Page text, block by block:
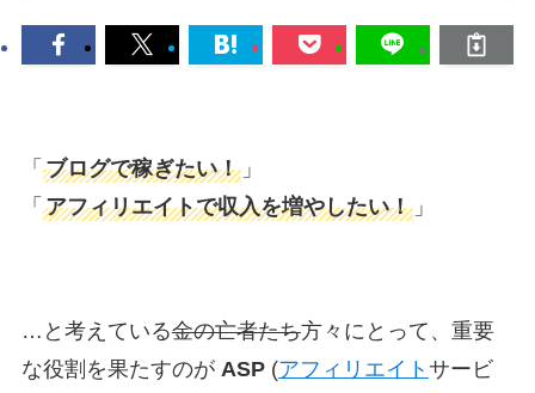
「 ブログで稼ぎたい！」
「 アフィリエイトで収入を増やしたい！」
…と考えている金の亡者たち方々にとって、重要
な役割を果たすのがASP (アフィリエイト サービ